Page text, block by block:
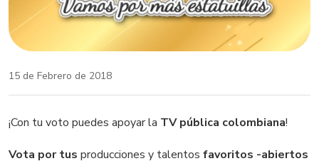
15 de Febrero de 2018
¡Con tu voto puedes apoyar la TV pública colombiana!
Vota por tus producciones y talentos favoritos -abiertos